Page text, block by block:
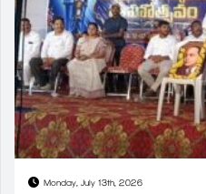
Monday, July 13th, 2026